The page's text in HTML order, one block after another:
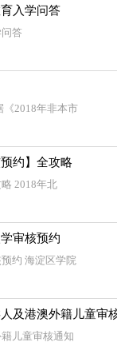
入学问答
答
《2018年非本市
约】全攻略
2018年北
审核预约
约 海淀区学院
及港澳外籍儿童审
儿童审核通知